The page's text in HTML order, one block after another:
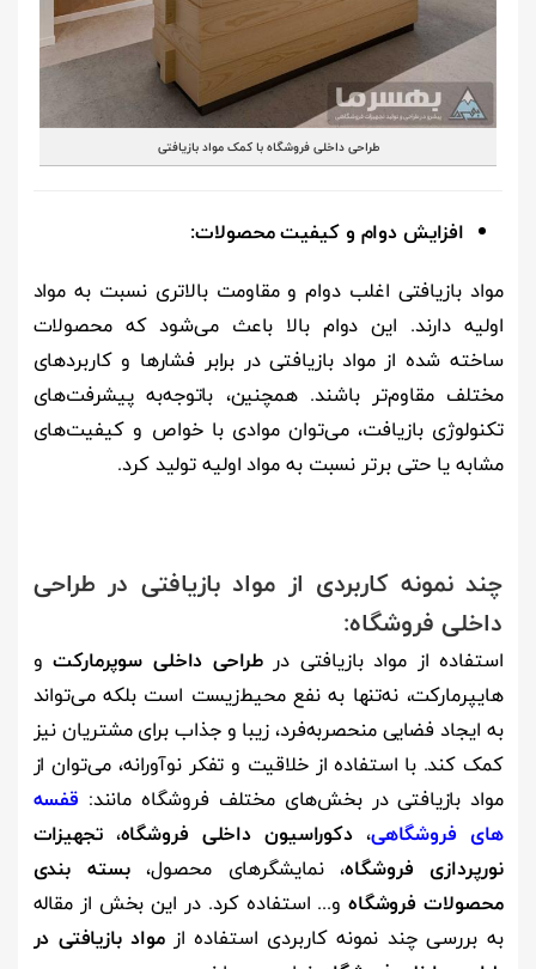
طراحی داخلی فروشگاه با کمک مواد بازیافتی
افزایش دوام و کیفیت محصولات:
مواد بازیافتی اغلب دوام و مقاومت بالاتری نسبت به مواد
اولیه دارند. این دوام بالا باعث می‌شود که محصولات
ساخته شده از مواد بازیافتی در برابر فشارها و کاربردهای
مختلف مقاوم‌تر باشند. همچنین، باتوجه‌به پیشرفت‌های
تکنولوژی بازیافت، می‌توان موادی با خواص و کیفیت‌های
مشابه یا حتی برتر نسبت به مواد اولیه تولید کرد.
چند نمونه کاربردی از مواد بازیافتی در طراحی
داخلی فروشگاه:
استفاده از مواد بازیافتی درطراحی داخلی سوپرمارکتو
هایپرمارکت، نه‌تنها به نفع محیط‌زیست است بلکه می‌تواند
به ایجاد فضایی منحصربه‌فرد، زیبا و جذاب برای مشتریان نیز
کمک کند. با استفاده از خلاقیت و تفکر نوآورانه، می‌توان از
مواد بازیافتی در بخش‌های مختلف فروشگاه مانند: قفسه
های فروشگاهی، دکوراسیون داخلی فروشگاه،تجهیزات
نورپردازی فروشگاه، نمایشگرهای محصول،بسته بندی
محصولات فروشگاه و... استفاده کرد. در این بخش از مقاله
به بررسی چند نمونه کاربردی استفاده ازمواد بازیافتی در